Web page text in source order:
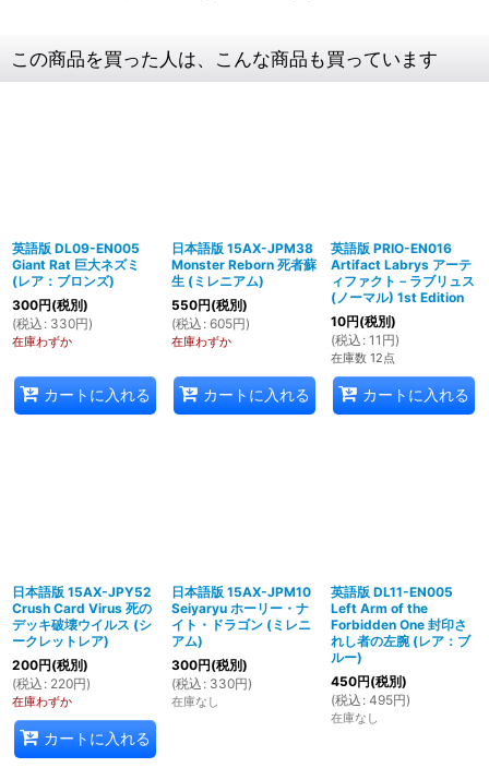
この商品を買った人は、こんな商品も買っています
英語版 DL09-EN005
Giant Rat 巨大ネズミ
(レア：ブロンズ)
300円(税別)
(税込 : 330円)
在庫わずか
カートに入れる
日本語版 15AX-JPM38
Monster Reborn 死者蘇
生 (ミレニアム)
550円(税別)
(税込 : 605円)
在庫わずか
カートに入れる
英語版 PRIO-EN016
Artifact Labrys アーテ
ィファクト－ラブリュス
(ノーマル) 1st Edition
10円(税別)
(税込 : 11 円)
在庫数 12点
カートに入れる
日本語版 15AX-JPY52
Crush Card Virus 死の
デッキ破壊ウイルス (シ
ークレットレア)
200円(税別)
(税込 : 220円)
在庫わずか
カートに入れる
日本語版 15AX-JPM10
Seiyaryu ホーリー・ナ
イト・ドラゴン (ミレニ
アム)
300円(税別)
(税込 : 330円)
在庫なし
英語版 DL11-EN005
Left Arm of the
Forbidden One 封印さ
れし者の左腕 (レア：ブ
ルー)
450円(税別)
(税込 : 495円)
在庫なし